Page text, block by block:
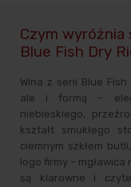
Czym
Blue Fish Dry
Wina z serii Blue
ale i formą –
niebieskiego,
kształt smukłego
ciemnym szkłem
logo firmy –
są klarowne i